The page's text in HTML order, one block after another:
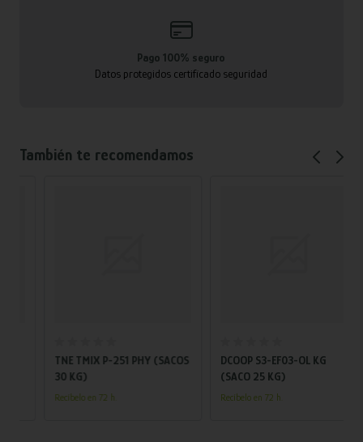
Pago 100% seguro
Datos protegidos certificado seguridad
También te recomendamos
TNE TMIX P-251 PHY (SACOS
30 KG)
Recíbelo en 72 h.
DCOOP S3-EF03-OL KG
(SACO 25 KG)
Recíbelo en 72 h.